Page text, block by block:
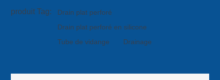
produit Tag:
Drain plat perforé
Drain plat perforé en silicone
Tube de vidange
Drainage